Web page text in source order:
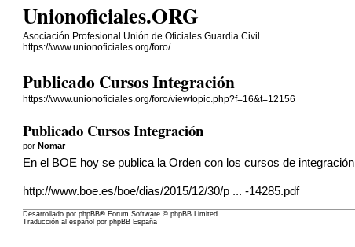
Unionoficiales.ORG
Asociación Profesional Unión de Oficiales Guardia Civil
https://www.unionoficiales.org/foro/
Publicado Cursos Integración
https://www.unionoficiales.org/foro/viewtopic.php?f=16&t=12156
Publicado Cursos Integración
porNomar
En el BOE hoy se publica la Orden con los cursos de integración
http://www.boe.es/boe/dias/2015/12/30/p ... -14285.pdf
Desarrollado porphpBB® Forum Software © phpBB Limited
Traducción al español porphpBB España